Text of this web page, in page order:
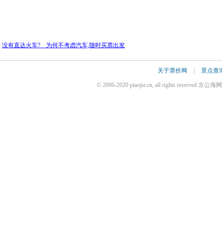
没有直达火车? 为何不考虑汽车,随时买票出发
关于票价网 景点查
© 2006-2020 piaojia.cn, all rights reserved 京公海